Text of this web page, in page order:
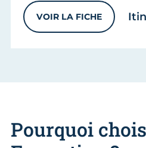
VOIR LA FICHE
VIENNE
Pourquoi